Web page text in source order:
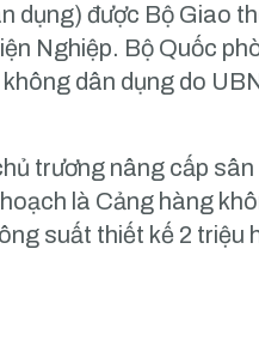
dụng) được Bộ Giao
Nghiệp. Bộ Quốc
dân dụng do
trương nâng cấp
là Cảng hàng
suất thiết kế 2 triệu